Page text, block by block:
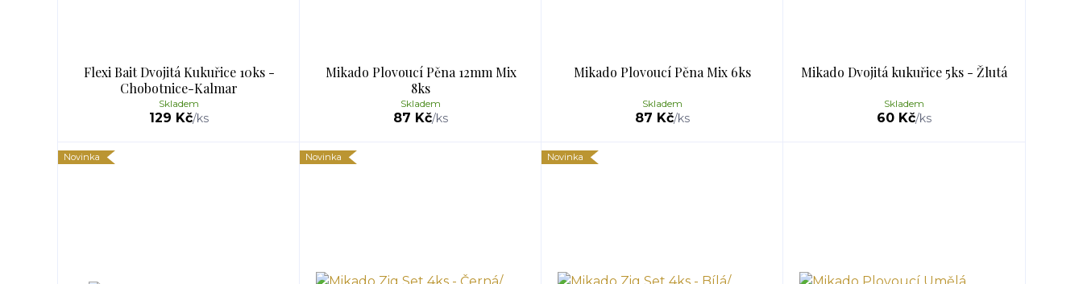
Flexi Bait Dvojitá Kukuřice 10ks -
Chobotnice-Kalmar
129 Kč/ks
Skladem
Mikado Plovoucí Pěna 12mm Mix
8ks
87 Kč/ks
Skladem
Mikado Plovoucí Pěna Mix 6ks
87 Kč/ks
Skladem
Mikado Dvojitá kukuřice 5ks - Žlutá
60 Kč/ks
Skladem
Novinka Novinka Novinka